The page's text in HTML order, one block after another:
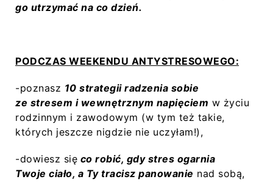
go utrzymać na co dzień.
PODCZAS WEEKENDU ANTYSTRESOWEGO:
-poznasz 10 strategii radzenia sobie
ze stresem i wewnętrznym napięciem w życiu
rodzinnym i zawodowym (w tym też takie,
których jeszcze nigdzie nie uczyłam!),
-dowiesz się co robić, gdy stres ogarnia
Twoje ciało, a Ty tracisz panowanie nad sobą,